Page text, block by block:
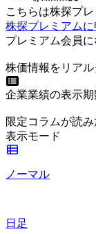
こちらは株探プレ
株探プレミアム
プレミアム会員に
株価情報をリア
企業業績の表示
限定コラムが読み
表示モード
ノーマル
日足